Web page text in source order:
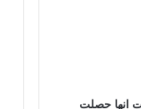
انها حصلت